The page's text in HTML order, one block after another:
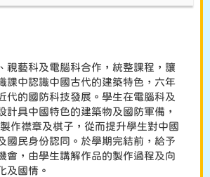
視藝科及電腦科合作，統整課程，讓
課中認識中國古代的建築特色，六年
代的國防科技發展。學生在電腦科及
計具中國特色的建築物及國防軍備，
作襟章及棋子，從而提升學生對中國
國民身份認同。於學期完結前，給予
會，由學生講解作品的製作過程及向
及國情。